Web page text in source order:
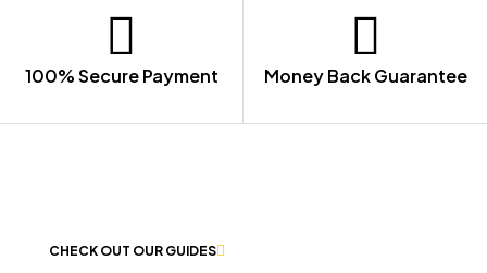
100% Secure Payment Money Back Guarantee
CHECK OUT OUR GUIDES